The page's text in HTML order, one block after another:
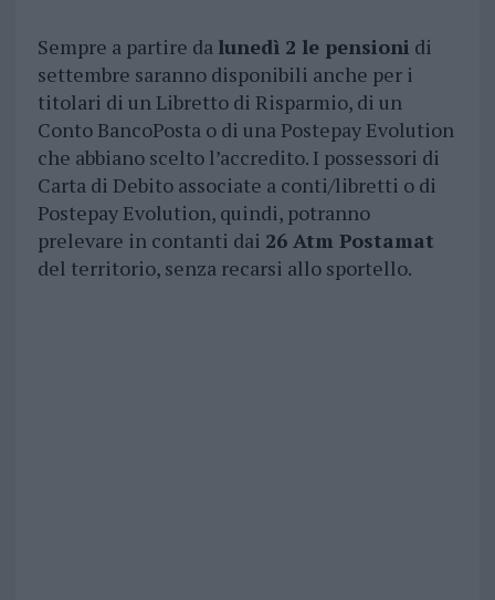
Sempre a partire da lunedì 2 le pensioni di
settembre saranno disponibili anche per i
titolari di un Libretto di Risparmio, di un
Conto BancoPosta o di una Postepay Evolution
che abbiano scelto l’accredito. I possessori di
Carta di Debito associate a conti/libretti o di
Postepay Evolution, quindi, potranno
prelevare in contanti dai 26 Atm Postamat
del territorio, senza recarsi allo sportello.